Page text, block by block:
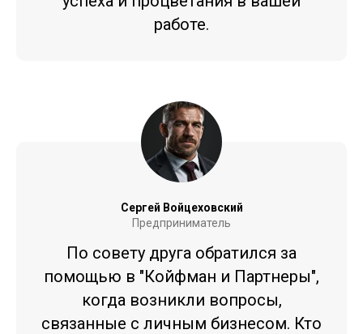
работе.
Сергей Войцеховский
Предприниматель
По совету друга обратился за
помощью в "Койфман и Партнеры",
когда возникли вопросы,
связанные с личным бизнесом. Кто